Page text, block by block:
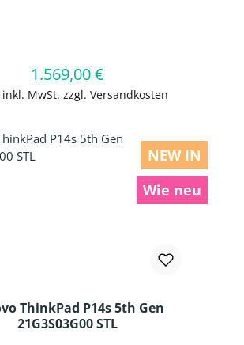
Regulärer Preis:
1.569,00 €
inkl. MwSt. zzgl. Versandkosten
In den Warenkorb
NEW IN
Wie neu
ThinkPad P14s 5th Gen
21G3S03G00 STL